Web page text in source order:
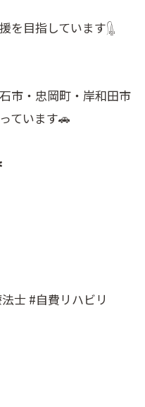
を目指しています𓊮
市・忠岡町・岸和田市
ています🚗
士 #自費リハビリ